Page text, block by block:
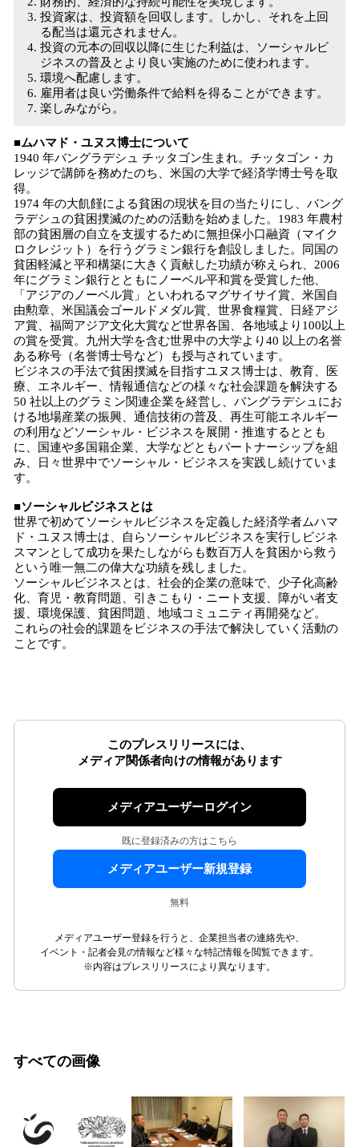
投資家は、投資額を回収します。しかし、それを上回
る配当は還元されません。
投資の元本の回収以降に生じた利益は、ソーシャルビ
ジネスの普及とより良い実施のために使われます。
環境へ配慮します。
雇用者は良い労働条件で給料を得ることができます。
楽しみながら。
■ムハマド・ユヌス博士について
1940 年バングラデシュ チッタゴン生まれ。チッタゴン・カ
レッジで講師を務めたのち、米国の大学で経済学博士号を取
得。
1974 年の大飢饉による貧困の現状を目の当たりにし、バング
ラデシュの貧困撲滅のための活動を始めました。1983 年農村
部の貧困層の自立を支援するために無担保小口融資（マイク
ロクレジット）を行うグラミン銀行を創設しました。同国の
貧困軽減と平和構築に大きく貢献した功績が称えられ、2006
年にグラミン銀行とともにノーベル平和賞を受賞した他、
「アジアのノーベル賞」といわれるマグサイサイ賞、米国自
由勲章、米国議会ゴールドメダル賞、世界食糧賞、日経アジ
ア賞、福岡アジア文化大賞など世界各国、各地域より100以上
の賞を受賞。九州大学を含む世界中の大学より40 以上の名誉
ある称号（名誉博士号など）も授与されています。
ビジネスの手法で貧困撲滅を目指すユヌス博士は、教育、医
療、エネルギー、情報通信などの様々な社会課題を解決する
50 社以上のグラミン関連企業を経営し、バングラデシュにお
ける地場産業の振興、通信技術の普及、再生可能エネルギー
の利用などソーシャル・ビジネスを展開・推進するととも
に、国連や多国籍企業、大学などともパートナーシップを組
み、日々世界中でソーシャル・ビジネスを実践し続けていま
す。
■ソーシャルビジネスとは
世界で初めてソーシャルビジネスを定義した経済学者ムハマ
ド・ユヌス博士は、自らソーシャルビジネスを実行しビジネ
スマンとして成功を果たしながらも数百万人を貧困から救う
という唯一無二の偉大な功績を残しました。
ソーシャルビジネスとは、社会的企業の意味で、少子化高齢
化、育児・教育問題、引きこもり・ニート支援、障がい者支
援、環境保護、貧困問題、地域コミュニティ再開発など。
これらの社会的課題をビジネスの手法で解決していく活動の
ことです。
このプレスリリースには、
メディア関係者向けの情報があります
メディアユーザーログイン
既に登録済みの方はこちら
メディアユーザー新規登録
無料
メディアユーザー登録を行うと、企業担当者の連絡先や、
イベント・記者会見の情報など様々な特記情報を閲覧できます。
※内容はプレスリリースにより異なります。
すべての画像